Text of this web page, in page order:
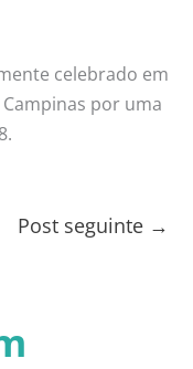
celebrado em
por uma
Post seguinte →